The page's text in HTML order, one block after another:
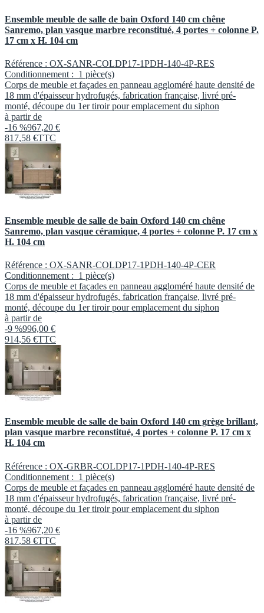
Ensemble meuble de salle de bain Oxford 140 cm chêne
Sanremo, plan vasque marbre reconstitué, 4 portes + colonne P.
17 cm x H. 104 cm
Référence : OX-SANR-COLDP17-1PDH-140-4P-RES
Conditionnement : 1 pièce(s)
Corps de meuble et façades en panneau aggloméré haute densité de
18 mm d'épaisseur hydrofugés, fabrication française, livré pré-
monté, découpe du 1er tiroir pour emplacement du siphon
à partir de
-16 %967,20 €
817,58 €TTC
Ensemble meuble de salle de bain Oxford 140 cm chêne
Sanremo, plan vasque céramique, 4 portes + colonne P. 17 cm x
H. 104 cm
Référence : OX-SANR-COLDP17-1PDH-140-4P-CER
Conditionnement : 1 pièce(s)
Corps de meuble et façades en panneau aggloméré haute densité de
18 mm d'épaisseur hydrofugés, fabrication française, livré pré-
monté, découpe du 1er tiroir pour emplacement du siphon
à partir de
-9 %996,00 €
914,56 €TTC
Ensemble meuble de salle de bain Oxford 140 cm grège brillant,
plan vasque marbre reconstitué, 4 portes + colonne P. 17 cm x
H. 104 cm
Référence : OX-GRBR-COLDP17-1PDH-140-4P-RES
Conditionnement : 1 pièce(s)
Corps de meuble et façades en panneau aggloméré haute densité de
18 mm d'épaisseur hydrofugés, fabrication française, livré pré-
monté, découpe du 1er tiroir pour emplacement du siphon
à partir de
-16 %967,20 €
817,58 €TTC